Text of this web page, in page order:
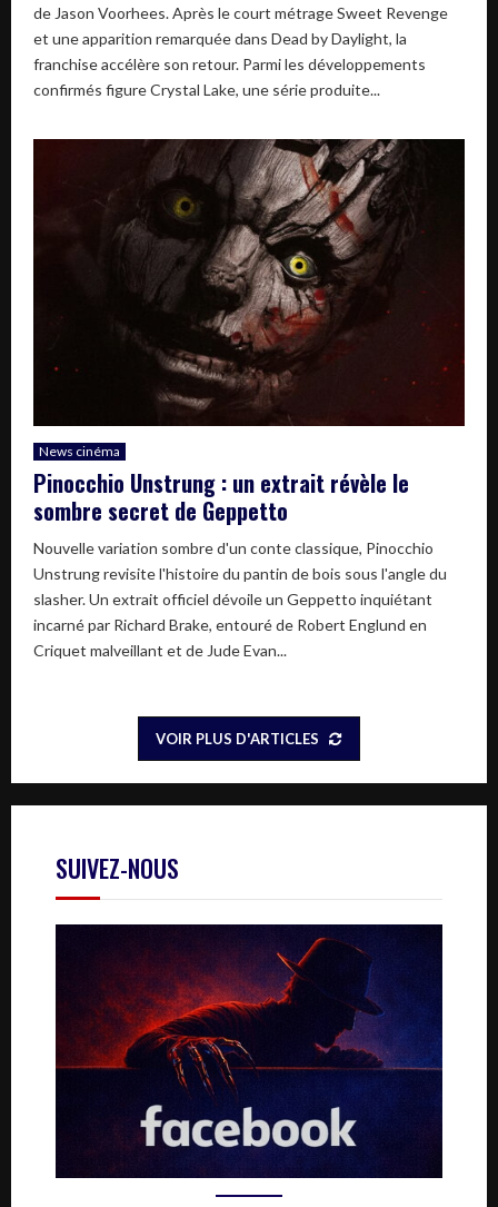
de Jason Voorhees. Après le court métrage Sweet Revenge
et une apparition remarquée dans Dead by Daylight, la
franchise accélère son retour. Parmi les développements
confirmés figure Crystal Lake, une série produite...
News cinéma
Pinocchio Unstrung : un extrait révèle le
sombre secret de Geppetto
Nouvelle variation sombre d'un conte classique, Pinocchio
Unstrung revisite l'histoire du pantin de bois sous l'angle du
slasher. Un extrait officiel dévoile un Geppetto inquiétant
incarné par Richard Brake, entouré de Robert Englund en
Criquet malveillant et de Jude Evan...
VOIR PLUS D'ARTICLES
SUIVEZ-NOUS